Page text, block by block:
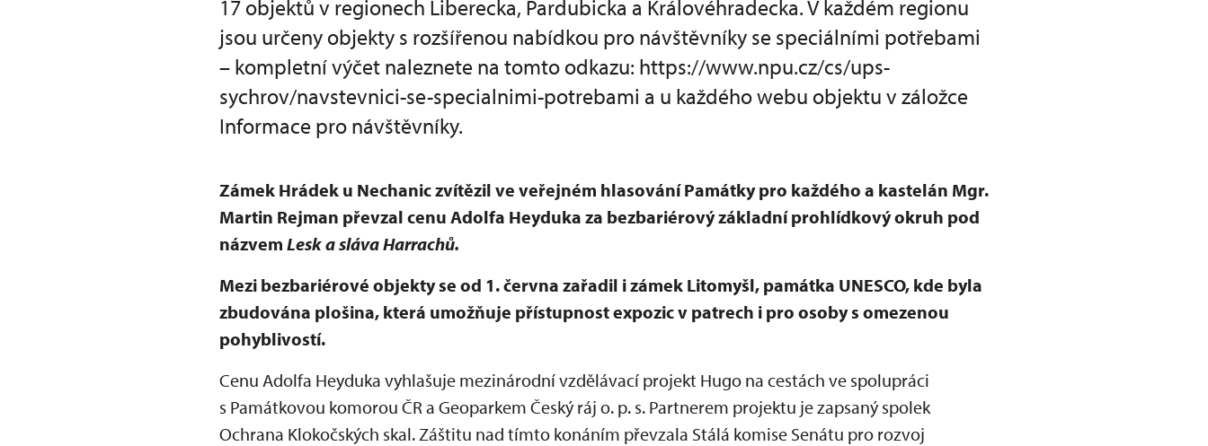
17 objektů v regionech Liberecka, Pardubicka a Královéhradecka. V každém regionu
jsou určeny objekty s rozšířenou nabídkou pro návštěvníky se speciálními potřebami
– kompletní výčet naleznete na tomto odkazu: https://www.npu.cz/cs/ups-
sychrov/navstevnici-se-specialnimi-potrebami a u každého webu objektu v záložce
Informace pro návštěvníky.
Zámek Hrádek u Nechanic zvítězil ve veřejném hlasování Památky pro každého a kastelán Mgr.
Martin Rejman převzal cenu Adolfa Heyduka za bezbariérový základní prohlídkový okruh pod
názvem Lesk a sláva Harrachů.
Mezi bezbariérové objekty se od 1. června zařadil i zámek Litomyšl, památka UNESCO, kde byla
zbudována plošina, která umožňuje přístupnost expozic v patrech i pro osoby s omezenou
pohyblivostí.
Cenu Adolfa Heyduka vyhlašuje mezinárodní vzdělávací projekt Hugo na cestách ve spolupráci
s Památkovou komorou ČR a Geoparkem Český ráj o. p. s. Partnerem projektu je zapsaný spolek
Ochrana Klokočských skal. Záštitu nad tímto konáním převzala Stálá komise Senátu pro rozvoj